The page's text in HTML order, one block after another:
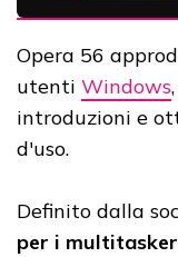
Opera 56
utenti Windows,
introduzioni e
d'uso.
Definito dalla
per i multitasker